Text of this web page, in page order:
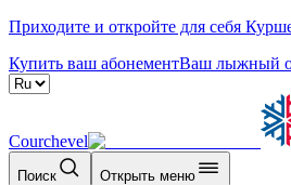
Приходите и откройте для себя
Купить ваш абонементВаш лыжный
Courchevel
Поиск Открыть меню